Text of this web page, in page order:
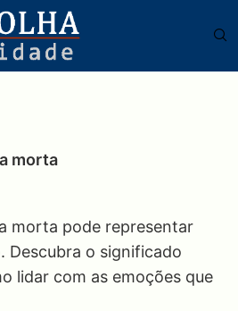
morta
morta pode representar
Descubra o significado
lidar com as emoções que